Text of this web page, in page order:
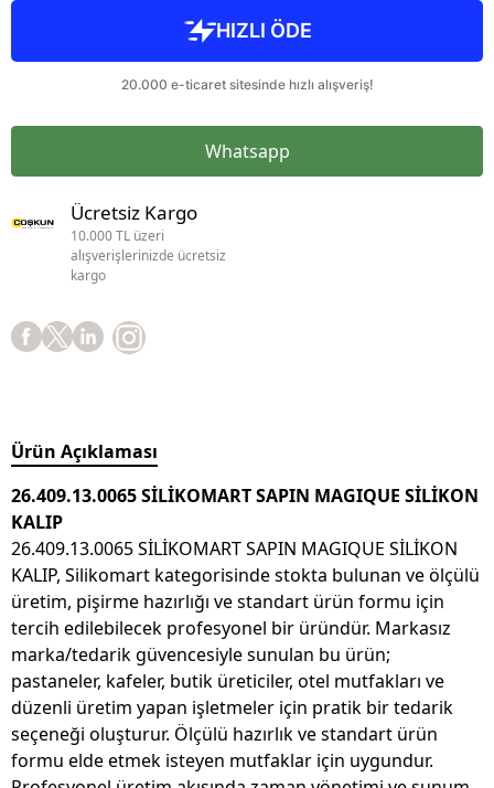
Whatsapp
Ücretsiz Kargo
10.000 TL üzeri
alışverişlerinizde ücretsiz
kargo
Ürün Açıklaması
26.409.13.0065 SİLİKOMART SAPIN MAGIQUE SİLİKON
KALIP
26.409.13.0065 SİLİKOMART SAPIN MAGIQUE SİLİKON
KALIP, Silikomart kategorisinde stokta bulunan ve ölçülü
üretim, pişirme hazırlığı ve standart ürün formu için
tercih edilebilecek profesyonel bir üründür. Markasız
marka/tedarik güvencesiyle sunulan bu ürün;
pastaneler, kafeler, butik üreticiler, otel mutfakları ve
düzenli üretim yapan işletmeler için pratik bir tedarik
seçeneği oluşturur. Ölçülü hazırlık ve standart ürün
formu elde etmek isteyen mutfaklar için uygundur.